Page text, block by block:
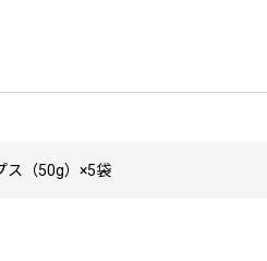
ス（50g）×5袋